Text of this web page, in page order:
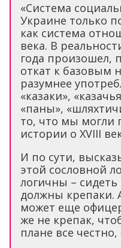
«Система
Украине только
как система
века. В
года произошел,
откат к базовым
разумнее
«казаки»,
«паны»,
то, что мы могли
истории о XVIII
И по сути,
этой сословной
логичны –
должны крепаки.
может еще
же не крепак,
плане все